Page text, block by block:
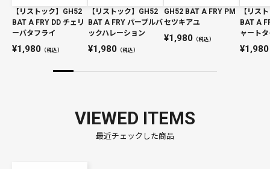
【リストック】GH52
BAT A FRY DD チェリ
ーバタフライ
1,980 （税込）
【リストック】GH52
BAT A FRY パープルバ
ックハレーション
1,980（税込）
GH52 BAT A FRY PM
セツキアユ
1,980（税込）
【リス
BAT A
ャート
1,980
VIEWED ITEMS
最近チェックした商品